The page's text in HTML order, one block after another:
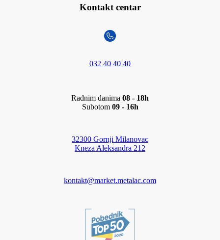
Kontakt centar
032 40 40 40
Radnim danima 08 - 18h
Subotom 09 - 16h
32300 Gornji Milanovac
Kneza Aleksandra 212
kontakt@market.metalac.com